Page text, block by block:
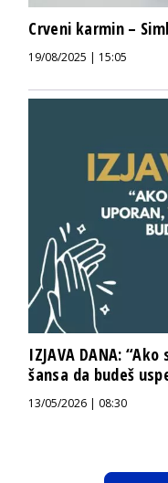
Crveni karmin –
19/08/2025 | 15:05
IZJAVA DANA:
šansa da budeš
13/05/2026 | 08:30